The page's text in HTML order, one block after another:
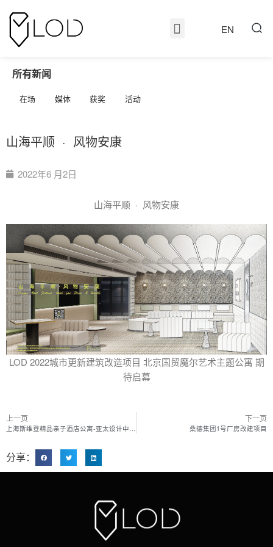
EN
所有新闻
在场 媒体 获奖 活动
山海平顺 · 风物安康
2022年6 月2日
山海平顺 · 风物安康
LOD 2022城市更新建筑改造项目 北京国贸魔尔艺术主题公寓 期
待启幕
上一页 下一页
桑德集团1号厂房改建项目
分享：